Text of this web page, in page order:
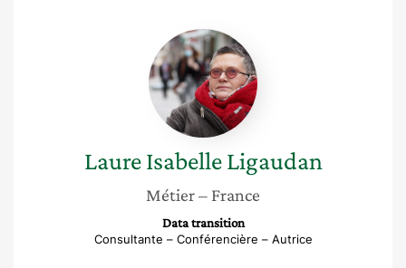
Laure
Isabelle
Ligaudan
Laure Isabelle Ligaudan
Métier– France
Data transition
Consultante – Conférencière – Autrice